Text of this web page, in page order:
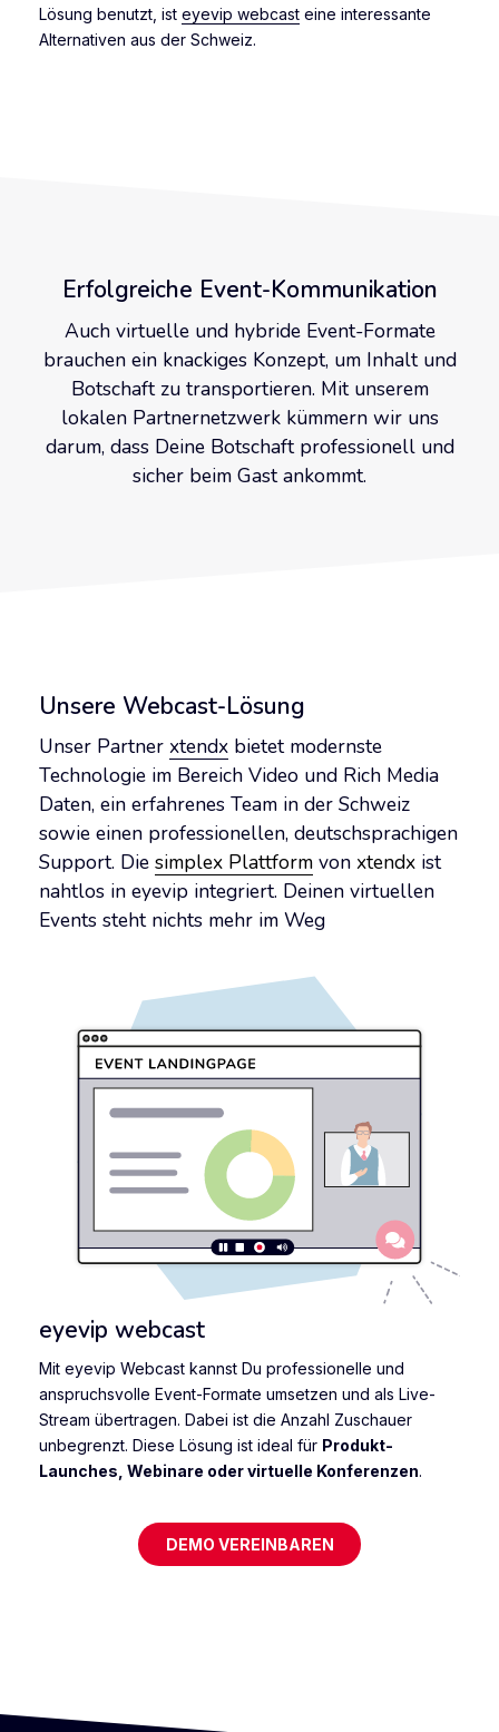
Lösung benutzt, ist eyevip webcast eine interessante
Alternativen aus der Schweiz.
Erfolgreiche Event-Kommunikation
Auch virtuelle und hybride Event-Formate
brauchen ein knackiges Konzept, um Inhalt und
Botschaft zu transportieren. Mit unserem
lokalen Partnernetzwerk kümmern wir uns
darum, dass Deine Botschaft professionell und
sicher beim Gast ankommt.
Unsere Webcast-Lösung
Unser Partner xtendx bietet modernste
Technologie im Bereich Video und Rich Media
Daten, ein erfahrenes Team in der Schweiz
sowie einen professionellen, deutschsprachigen
Support. Die simplex Plattform von xtendx ist
nahtlos in eyevip integriert. Deinen virtuellen
Events steht nichts mehr im Weg
eyevip webcast
Mit eyevip Webcast kannst Du professionelle und
anspruchsvolle Event-Formate umsetzen und als Live-
Stream übertragen. Dabei ist die Anzahl Zuschauer
unbegrenzt. Diese Lösung ist ideal für Produkt-
Launches, Webinare oder virtuelle Konferenzen.
DEMO VEREINBAREN